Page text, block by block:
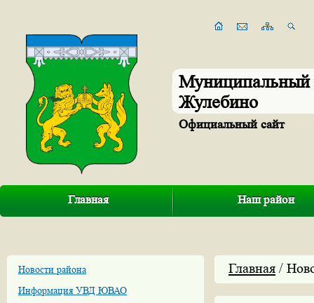
Муниципальный
Жулебино
Официальный сайт
Главная Наш район
Новости района
Информация УВД ЮВАО
Главная /